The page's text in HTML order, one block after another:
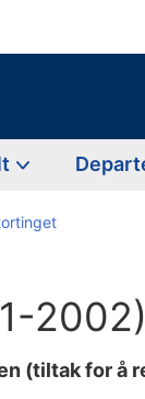
2002)
(tiltak for å